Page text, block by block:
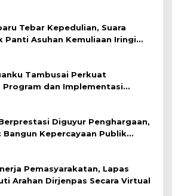
Tebar Kepedulian, Suara
Panti Asuhan Kemuliaan Iringi
Tambusai Perkuat
Program dan Implementasi
Diguyur Penghargaan,
Bangun Kepercayaan Publik
Pemasyarakatan, Lapas
Arahan Dirjenpas Secara Virtual